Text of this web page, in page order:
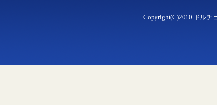
Copyright(C)2010 ドルチ